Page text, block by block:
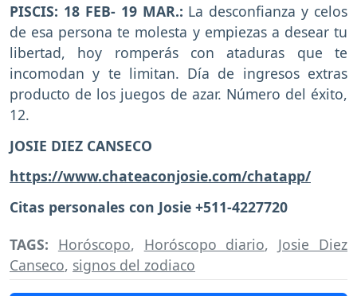
PISCIS: 18 FEB- 19 MAR.: La desconfianza y celos
de esa persona te molesta y empiezas a desear tu
libertad, hoy romperás con ataduras que te
incomodan y te limitan. Día de ingresos extras
producto de los juegos de azar. Número del éxito,
12.
JOSIE DIEZ CANSECO
https://www.chateaconjosie.com/chatapp/
Citas personales con Josie +511-4227720
TAGS: Horóscopo, Horóscopo diario, Josie Diez
Canseco, signos del zodiaco